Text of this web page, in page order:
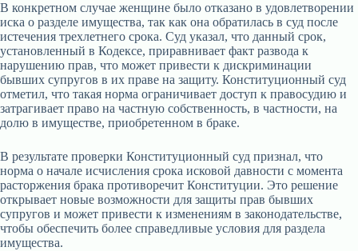
В конкретном случае женщине было отказано в удовлетворении
иска о разделе имущества, так как она обратилась в суд после
истечения трехлетнего срока. Суд указал, что данный срок,
установленный в Кодексе, приравнивает факт развода к
нарушению прав, что может привести к дискриминации
бывших супругов в их праве на защиту. Конституционный суд
отметил, что такая норма ограничивает доступ к правосудию и
затрагивает право на частную собственность, в частности, на
долю в имуществе, приобретенном в браке.
В результате проверки Конституционный суд признал, что
норма о начале исчисления срока исковой давности с момента
расторжения брака противоречит Конституции. Это решение
открывает новые возможности для защиты прав бывших
супругов и может привести к изменениям в законодательстве,
чтобы обеспечить более справедливые условия для раздела
имущества.